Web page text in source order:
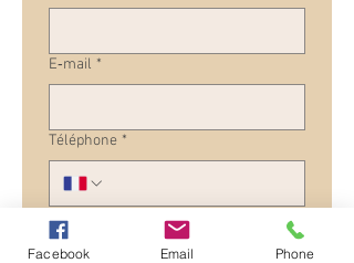
E‑mail *
Téléphone *
Vous êtes intéressé par quelle séance
? *
Facebook Email Phone